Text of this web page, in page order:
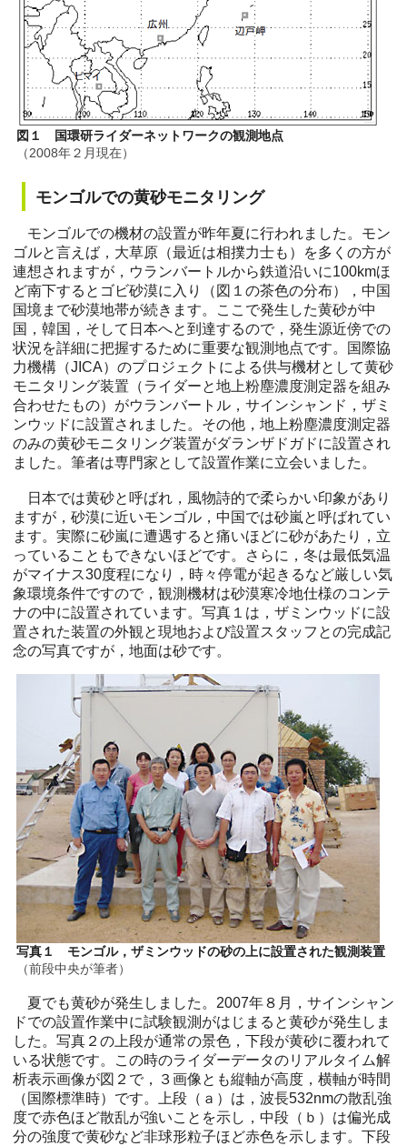
図１ 国環研ライダーネットワークの観測地点
（2008年２月現在）
モンゴルでの黄砂モニタリング
モンゴルでの機材の設置が昨年夏に行われました。モン
ゴルと言えば，大草原（最近は相撲力士も）を多くの方が
連想されますが，ウランバートルから鉄道沿いに100kmほ
ど南下するとゴビ砂漠に入り（図１の茶色の分布），中国
国境まで砂漠地帯が続きます。ここで発生した黄砂が中
国，韓国，そして日本へと到達するので，発生源近傍での
状況を詳細に把握するために重要な観測地点です。国際協
力機構（JICA）のプロジェクトによる供与機材として黄砂
モニタリング装置（ライダーと地上粉塵濃度測定器を組み
合わせたもの）がウランバートル，サインシャンド，ザミ
ンウッドに設置されました。その他，地上粉塵濃度測定器
のみの黄砂モニタリング装置がダランザドガドに設置され
ました。筆者は専門家として設置作業に立会いました。
日本では黄砂と呼ばれ，風物詩的で柔らかい印象があり
ますが，砂漠に近いモンゴル，中国では砂嵐と呼ばれてい
ます。実際に砂嵐に遭遇すると痛いほどに砂があたり，立
っていることもできないほどです。さらに，冬は最低気温
がマイナス30度程になり，時々停電が起きるなど厳しい気
象環境条件ですので，観測機材は砂漠寒冷地仕様のコンテ
ナの中に設置されています。写真１は，ザミンウッドに設
置された装置の外観と現地および設置スタッフとの完成記
念の写真ですが，地面は砂です。
写真１ モンゴル，ザミンウッドの砂の上に設置された観測装置
（前段中央が筆者）
夏でも黄砂が発生しました。2007年８月，サインシャン
ドでの設置作業中に試験観測がはじまると黄砂が発生しま
した。写真２の上段が通常の景色，下段が黄砂に覆われて
いる状態です。この時のライダーデータのリアルタイム解
析表示画像が図２で，３画像とも縦軸が高度，横軸が時間
（国際標準時）です。上段（ａ）は，波長532nmの散乱強
度で赤色ほど散乱が強いことを示し，中段（ｂ）は偏光成
分の強度で黄砂など非球形粒子ほど赤色を示します。下段